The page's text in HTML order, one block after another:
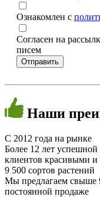
Ознакомлен с
Согласен на
писем
Наши
C 2012 года на рынке
Более 12 лет
клиентов красивыми
9 500 сортов растений
Мы предлагаем свыше
постоянной продаже